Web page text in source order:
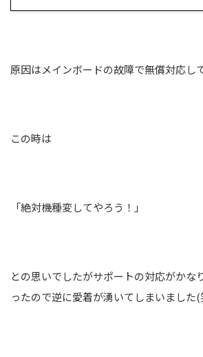
原因はメインボードの故障で無償対応し
この時は
「絶対機種変してやろう！」
との思いでしたがサポートの対応がかな
ったので逆に愛着が湧いてしまいました(